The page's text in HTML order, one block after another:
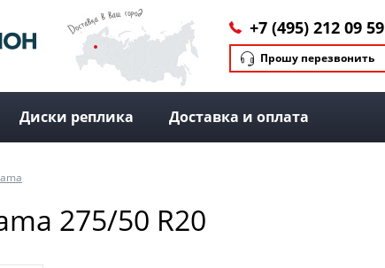
+7 (495) 212 09 59
Прошу перезвонить
Диски реплика Доставка и оплата
275/50 R20